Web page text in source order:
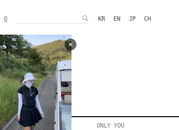
0 KR EN JP CH
시즌20~50%세일 ONLY YOU